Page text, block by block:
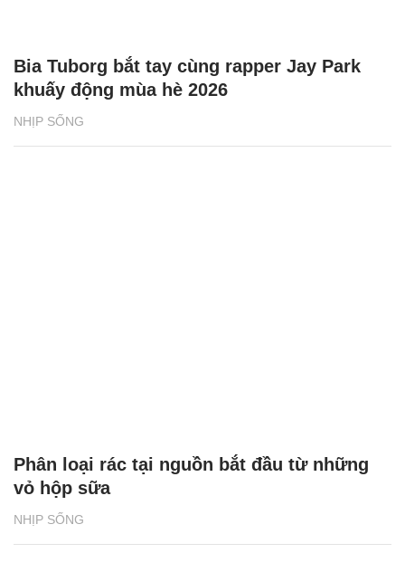
NHỊP SỐNG
Bia Tuborg bắt tay cùng rapper Jay Park
khuấy động mùa hè 2026
NHỊP SỐNG
Phân loại rác tại nguồn bắt đầu từ những
vỏ hộp sữa